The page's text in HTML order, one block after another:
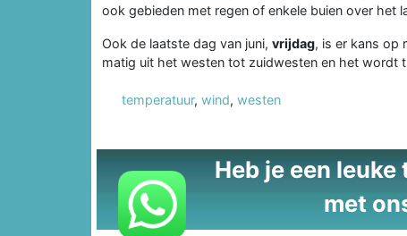
ook gebieden met regen of enkele buien over het
Ook de laatste dag van juni, vrijdag, is er kans op
matig uit het westen tot zuidwesten en het wordt
temperatuur, wind, westen
Heb je een
met